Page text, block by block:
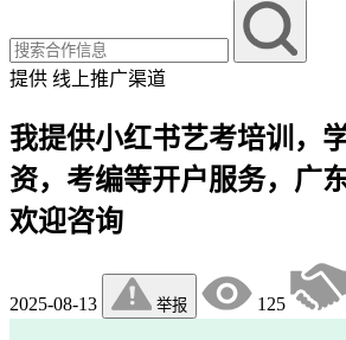
提供 线上推广渠道
我提供小红书艺考培训，
资，考编等开户服务，广
欢迎咨询
2025-08-13 举报 125